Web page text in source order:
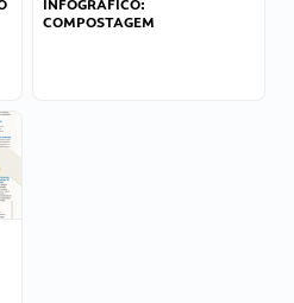
INFOGRÁFICO:
COMPOSTAGEM